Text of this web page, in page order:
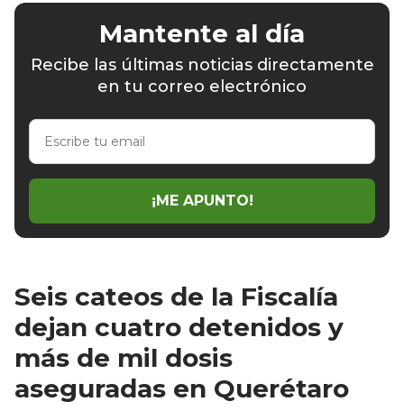
Mantente al día
Recibe las últimas noticias directamente
en tu correo electrónico
Escribe
email
¡ME APUNTO!
Seis cateos de la Fiscalía
dejan cuatro detenidos y
más de mil dosis
aseguradas en Querétaro